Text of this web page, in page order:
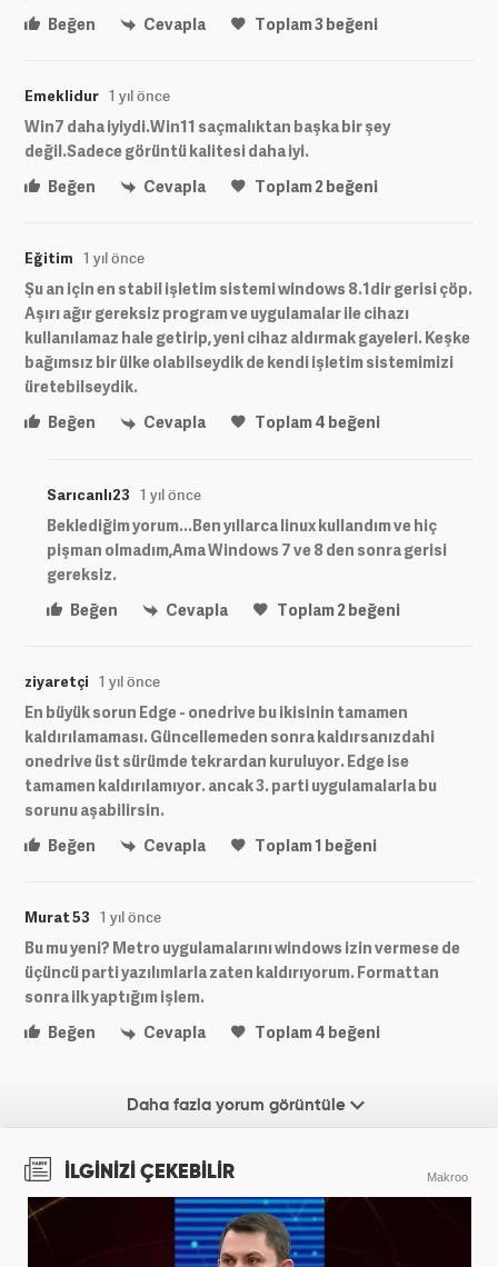
Beğen
Cevapla Toplam3beğeni
Emeklidur 1 yıl önce
Win7 daha iyiydi.Win11 saçmalıktan başka bir şey
değil.Sadece görüntü kalitesi daha iyi.
Beğen
Cevapla Toplam2beğeni
Eğitim 1 yıl önce
Şu an için en stabil işletim sistemi windows 8.1dir gerisi çöp.
Aşırı ağır gereksiz program ve uygulamalar ile cihazı
kullanılamaz hale getirip, yeni cihaz aldırmak gayeleri. Keşke
bağımsız bir ülke olabilseydik de kendi işletim sistemimizi
üretebilseydik.
Beğen
Cevapla Toplam4 beğeni
Sarıcanlı23 1 yıl önce
Beklediğim yorum...Ben yıllarca linux kullandım ve hiç
pişman olmadım,Ama Windows 7 ve 8 den sonra gerisi
gereksiz.
Beğen
Cevapla Toplam2 beğeni
ziyaretçi 1 yıl önce
En büyük sorun Edge - onedrive bu ikisinin tamamen
kaldırılamaması. Güncellemeden sonra kaldırsanızdahi
onedrive üst sürümde tekrardan kuruluyor. Edge ise
tamamen kaldırılamıyor. ancak 3. parti uygulamalarla bu
sorunu aşabilirsin.
Beğen
Cevapla Toplam1 beğeni
Murat 53 1 yıl önce
Bu mu yeni? Metro uygulamalarını windows izin vermese de
üçüncü parti yazılımlarla zaten kaldırıyorum. Formattan
sonra ilk yaptığım işlem.
Beğen
Cevapla Toplam4 beğeni
Daha fazla yorum görüntüle
İLGİNİZİ ÇEKEBİLİR Makroo